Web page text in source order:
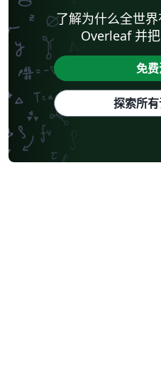
了解为什么全世
Overleaf 并把
免
探索所